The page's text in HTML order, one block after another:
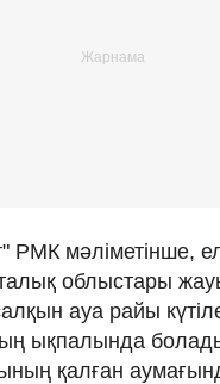
РМК мәліметінше,
облыстары
ауа райы
ықпалында
қалған